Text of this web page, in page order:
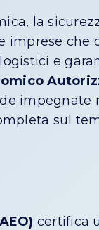
la
e
impegnate
sul
certifica